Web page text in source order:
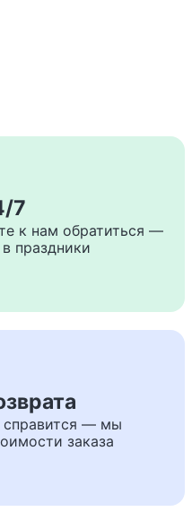
7
к нам обратиться —
праздники
справится — мы
заказа